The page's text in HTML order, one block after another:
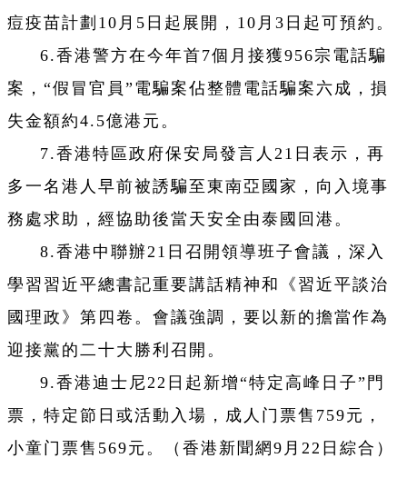
痘疫苗計劃10月5日起展開，10月3日起可預約。
6.香港警方在今年首7個月接獲956宗電話騙
案，“假冒官員”電騙案佔整體電話騙案六成，損
失金額約4.5億港元。
7.香港特區政府保安局發言人21日表示，再
多一名港人早前被誘騙至東南亞國家，向入境事
務處求助，經協助後當天安全由泰國回港。
8.香港中聯辦21日召開領導班子會議，深入
學習習近平總書記重要講話精神和《習近平談治
國理政》第四卷。會議強調，要以新的擔當作為
迎接黨的二十大勝利召開。
9.香港迪士尼22日起新增“特定高峰日子”門
票，特定節日或活動入場，成人门票售759元，
小童门票售569元。（香港新聞網9月22日綜合）